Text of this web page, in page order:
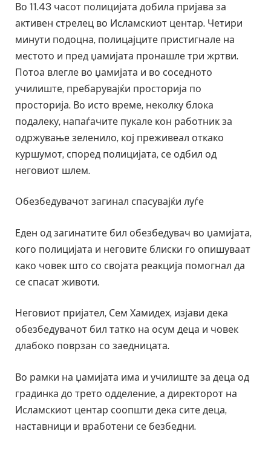
Во 11.43 часот полицијата добила пријава за
активен стрелец во Исламскиот центар. Четири
минути подоцна, полицајците пристигнале на
местото и пред џамијата пронашле три жртви.
Потоа влегле во џамијата и во соседното
училиште, пребарувајќи просторија по
просторија. Во исто време, неколку блока
подалеку, напаѓачите пукале кон работник за
одржување зеленило, кој преживеал откако
куршумот, според полицијата, се одбил од
неговиот шлем.
Обезбедувачот загинал спасувајќи луѓе
Еден од загинатите бил обезбедувач во џамијата,
кого полицијата и неговите блиски го опишуваат
како човек што со својата реакција помогнал да
се спасат животи.
Неговиот пријател, Сем Хамидех, изјави дека
обезбедувачот бил татко на осум деца и човек
длабоко поврзан со заедницата.
Во рамки на џамијата има и училиште за деца од
градинка до трето одделение, а директорот на
Исламскиот центар соопшти дека сите деца,
наставници и вработени се безбедни.